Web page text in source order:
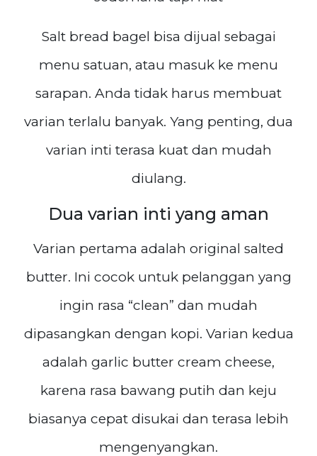
Salt bread bagel bisa dijual sebagai
menu satuan, atau masuk ke menu
sarapan. Anda tidak harus membuat
varian terlalu banyak. Yang penting, dua
varian inti terasa kuat dan mudah
diulang.
Dua varian inti yang aman
Varian pertama adalah original salted
butter. Ini cocok untuk pelanggan yang
ingin rasa “clean” dan mudah
dipasangkan dengan kopi. Varian kedua
adalah garlic butter cream cheese,
karena rasa bawang putih dan keju
biasanya cepat disukai dan terasa lebih
mengenyangkan.